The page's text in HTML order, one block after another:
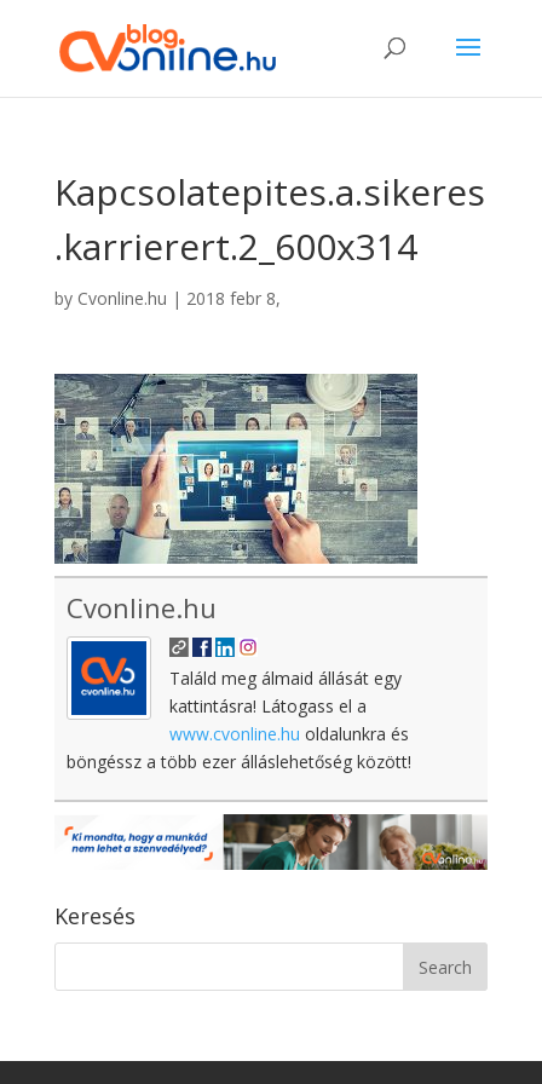
Kapcsolatepites.a.sikeres
.karrierert.2_600x314
by Cvonline.hu | 2018 febr 8,
Cvonline.hu
Találd meg álmaid állását egy
kattintásra! Látogass el a
www.cvonline.hu oldalunkra és
böngéssz a több ezer álláslehetőség között!
Keresés